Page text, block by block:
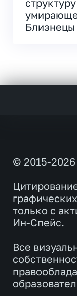
Близнецы
© 2015-
только с
Ин-Спейс.
Все